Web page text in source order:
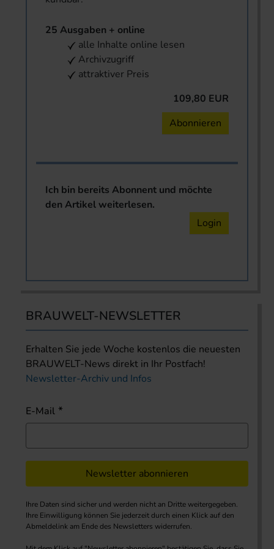
25 Ausgaben + online
alle Inhalte online lesen
Archivzugriff
attraktiver Preis
109,80 EUR
Abonnieren
Ich bin bereits Abonnent und möchte
den Artikel weiterlesen.
Login
BRAUWELT-NEWSLETTER
Erhalten Sie jede Woche kostenlos die neuesten
BRAUWELT-News direkt in Ihr Postfach!
Newsletter-Archiv und Infos
E-Mail
Newsletter abonnieren
Ihre Daten sind sicher und werden nicht an Dritte weitergegeben.
Ihre Einwilligung können Sie jederzeit durch einen Klick auf den
Abmeldelink am Ende des Newsletters widerrufen.